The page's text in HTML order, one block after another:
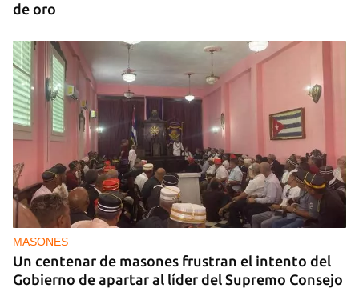
de oro
MASONES
Un centenar de masones frustran el intento del
Gobierno de apartar al líder del Supremo Consejo